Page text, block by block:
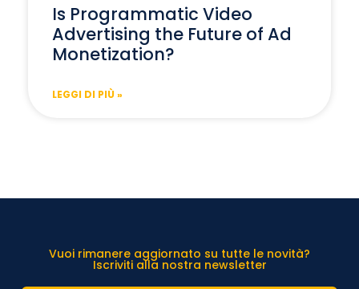
Is Programmatic Video
Advertising the Future of Ad
Monetization?
LEGGI DI PIÙ »
Vuoi rimanere aggiornato su tutte le novità?
Iscriviti alla nostra newsletter